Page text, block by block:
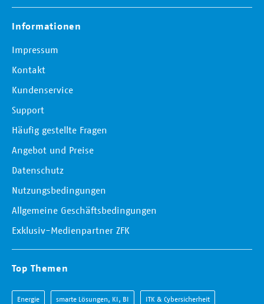
Informationen
Impressum
Kontakt
Kundenservice
Support
Häufig gestellte Fragen
Angebot und Preise
Datenschutz
Nutzungsbedingungen
Allgemeine Geschäftsbedingungen
Exklusiv-Medienpartner ZFK
Top Themen
Energie smarte Lösungen, KI, BI ITK & Cybersicherheit